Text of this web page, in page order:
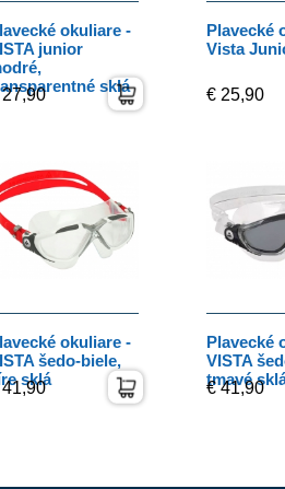
okuliare -
junior
sklá
Plavecké
Vista
€ 25,90
okuliare -
šedo-biele,
sklá
Plavecké
VISTA
tmavé
€ 41,90